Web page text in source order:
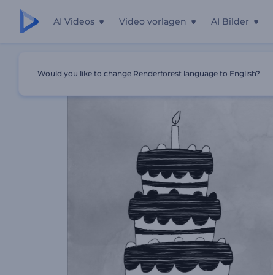
AI Videos Video vorlagen AI Bilder
Would you like to change Renderforest language to English?